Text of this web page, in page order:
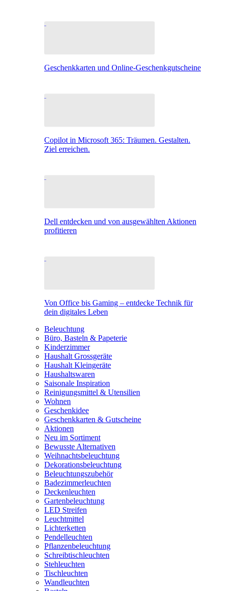
Geschenkkarten und Online-Geschenkgutscheine
Copilot in Microsoft 365: Träumen. Gestalten.
Ziel erreichen.
Dell entdecken und von ausgewählten Aktionen
profitieren
Von Office bis Gaming – entdecke Technik für
dein digitales Leben
Beleuchtung
Büro, Basteln & Papeterie
Kinderzimmer
Haushalt Grossgeräte
Haushalt Kleingeräte
Haushaltswaren
Saisonale Inspiration
Reinigungsmittel & Utensilien
Wohnen
Geschenkidee
Geschenkkarten & Gutscheine
Aktionen
Neu im Sortiment
Bewusste Alternativen
Weihnachtsbeleuchtung
Dekorationsbeleuchtung
Beleuchtungszubehör
Badezimmerleuchten
Deckenleuchten
Gartenbeleuchtung
LED Streifen
Leuchtmittel
Lichterketten
Pendelleuchten
Pflanzenbeleuchtung
Schreibtischleuchten
Stehleuchten
Tischleuchten
Wandleuchten